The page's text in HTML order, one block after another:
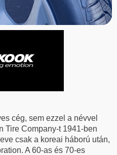
cég, sem ezzel a névvel
Tire Company-t 1941-ben
csak a koreai háború után,
A 60-as és 70-es